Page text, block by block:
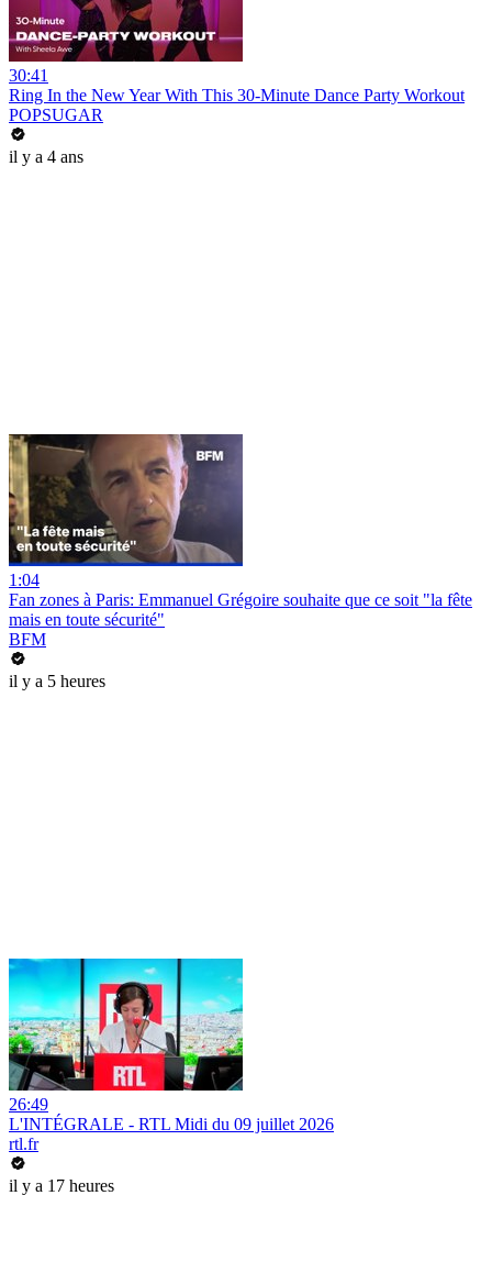
30:41
Ring In the New Year With This 30-Minute Dance Party Workout
POPSUGAR
il y a 4 ans
1:04
Fan zones à Paris: Emmanuel Grégoire souhaite que ce soit "la fête
mais en toute sécurité"
BFM
il y a 5 heures
26:49
L'INTÉGRALE - RTL Midi du 09 juillet 2026
rtl.fr
il y a 17 heures